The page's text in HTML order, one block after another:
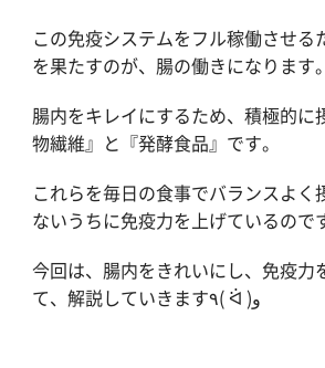
この免疫システムをフル稼働させる
を果たすのが、腸の働きになります。
腸内をキレイにするため、積極的に
物繊維』と『発酵食品』です。
これらを毎日の食事でバランスよく
ないうちに免疫力を上げているので
今回は、腸内をきれいにし、免疫力
て、解説していきます٩( ᐛ )و